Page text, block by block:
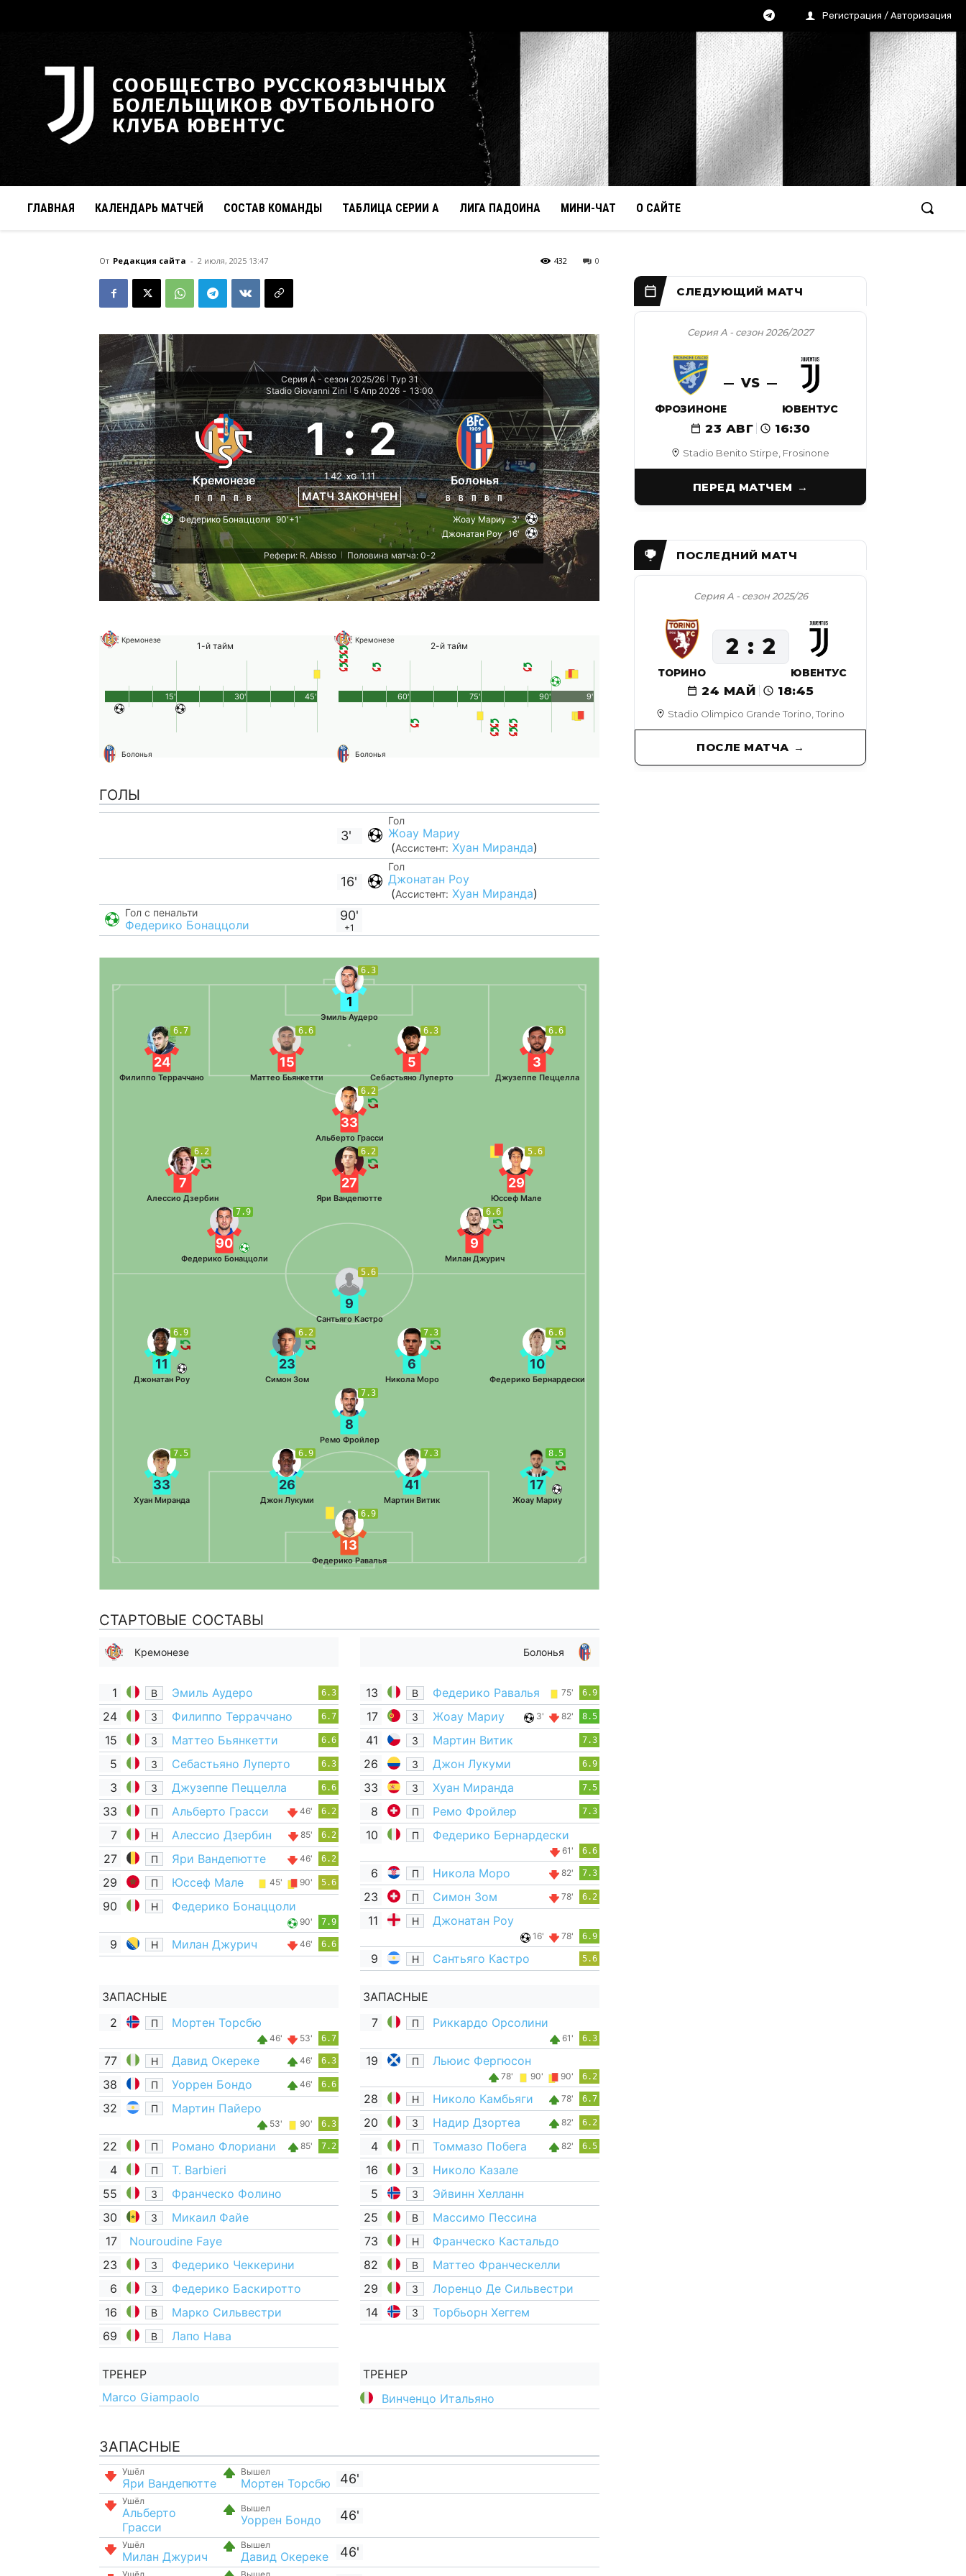
Регистрация / Авторизация
СООБЩЕСТВО РУССКОЯЗЫЧНЫХ
БОЛЕЛЬЩИКОВ ФУТБОЛЬНОГО
КЛУБА ЮВЕНТУС
ГЛАВНАЯ КАЛЕНДАРЬ МАТЧЕЙ СОСТАВ КОМАНДЫ ТАБЛИЦА СЕРИИ А ЛИГА ПАДОИНА МИНИ-ЧАТ О САЙТЕ
От Редакция сайта - 2 июля, 2025 13:47 0
432
Серия А - сезон 2025/26
Тур 31
Stadio Giovanni Zini
5 Апр 2026 - 13:00
Кремонезе
П П П П В
1 : 2
1.42 xG 1.11
МАТЧ ЗАКОНЧЕН
Болонья
В В П В П
Федерико Бонаццоли 90'+1' Жоау Мариу 3'
Джонатан Роу 16'
Рефери: R. Abisso
Половина матча: 0-2
Кремонезе
1-й тайм
Болонья
45'
15' 30'
Кремонезе
2-й тайм
Болонья
90'
60' 75' 9'
ГОЛЫ
3'
Гол
Жоау Мариу
(Ассистент: Хуан Миранда)
16'
Гол
Джонатан Роу
(Ассистент: Хуан Миранда)
Гол с пенальти
Федерико Бонаццоли
90'
+1
6.3
1
Эмиль Аудеро
6.6
3
Джузеппе Пеццелла
6.3
5
Себастьяно Луперто
6.6
15
Маттео Бьянкетти
6.7
24
Филиппо Терраччано
6.2
33
Альберто Грасси
5.6
29
Юссеф Мале
6.2
27
Яри Вандепютте
6.2
7
Алессио Дзербин
6.6
9
Милан Джурич
7.9
90
Федерико Бонаццоли
6.9
13
Федерико Равалья
7.5
33
Хуан Миранда
6.9
26
Джон Лукуми
7.3
41
Мартин Витик
8.5
17
Жоау Мариу
7.3
8
Ремо Фройлер
6.9
11
Джонатан Роу
6.2
23
Симон Зом
7.3
6
Никола Моро
6.6
10
Федерико Бернардески
5.6
9
Сантьяго Кастро
СТАРТОВЫЕ СОСТАВЫ
Кремонезе
1 В Эмиль Аудеро 6.3
24 З Филиппо Терраччано 6.7
15 З Маттео Бьянкетти 6.6
5 З Себастьяно Луперто 6.3
3 З Джузеппе Пеццелла 6.6
33 П Альберто Грасси 46' 6.2
7 Н Алессио Дзербин 85' 6.2
27 П Яри Вандепютте 46' 6.2
29 П Юссеф Мале 45' 90' 5.6
90 Н Федерико Бонаццоли
90' 7.9
9 Н Милан Джурич 46' 6.6
ЗАПАСНЫЕ
2
П Мортен Торсбю
46' 53' 6.7
77 Н Давид Окереке 46' 6.3
38 П Уоррен Бондо 46' 6.6
32 П Мартин Пайеро
53' 90' 6.3
22 П Романо Флориани 85' 7.2
4 П
T. Barbieri
55
З
Франческо Фолино
30
З
Микаил Файе
17
Nouroudine Faye
23
З
Федерико Чеккерини
6
З
Федерико Баскиротто
16
В
Марко Сильвестри
69
В Лапо Нава
ТРЕНЕР
Marco Giampaolo
Болонья
13 В Федерико Равалья 75' 6.9
17 З Жоау Мариу 3' 82' 8.5
41 З Мартин Витик 7.3
26 З Джон Лукуми 6.9
33 З Хуан Миранда 7.5
8 П Ремо Фройлер 7.3
10 П Федерико Бернардески
61' 6.6
6 П Никола Моро 82' 7.3
23 П Симон Зом 78' 6.2
11 Н Джонатан Роу
16' 78' 6.9
9 Н Сантьяго Кастро 5.6
ЗАПАСНЫЕ
7
П Риккардо Орсолини
61' 6.3
19 П Льюис Фергюсон
78' 90' 90' 6.2
28 Н Николо Камбьяги 78' 6.7
20 З Надир Дзортеа 82' 6.2
4 П Томмазо Побега 82' 6.5
16 З
Николо Казале
5
З
Эйвинн Хелланн
25
В
Массимо Пессина
73
Н
Франческо Кастальдо
82
В
Маттео Франческелли
29
З
Лоренцо Де Сильвестри
14
З Торбьорн Хеггем
ТРЕНЕР
Винченцо Итальяно
ЗАПАСНЫЕ
Ушёл
Яри Вандепютте
Вышел
Мортен Торсбю 46'
Ушёл
Альберто
Грасси
Вышел
Уоррен Бондо 46'
Ушёл
Милан Джурич
Вышел
Давид Окереке 46'
Stadio Benito Stirpe, Frosinone
Серия А - сезон 2026/2027
ФРОЗИНОНЕ
VS
ЮВЕНТУС
23 АВГ 16:30
ПЕРЕД МАТЧЕМ
Stadio Olimpico Grande Torino, Torino
Серия А - сезон 2025/26
24 МАЙ 18:45
ТОРИНО
2 2
ЮВЕНТУС
ПОСЛЕ МАТЧА